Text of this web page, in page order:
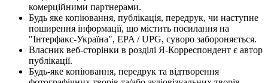
комерційними партнерами.
Будь яке копіювання, публікація, передрук, чи наступне
поширення інформації, що містить посилання на
"Інтерфакс-Україна", EPA / UPG, суворо забороняється.
Власник веб-сторінки в розділі Я-Корреспондент є автор
публікації.
Будь-яке копіювання, передрук та відтворення